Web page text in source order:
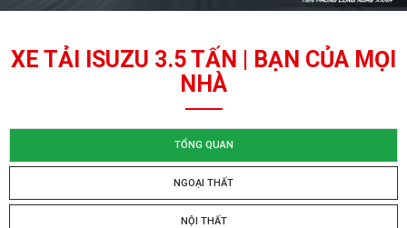
XE TẢI ISUZU 3.5 TẤN | BẠN CỦA MỌI
NHÀ
TỔNG QUAN
NGOẠI THẤT
NỘI THẤT